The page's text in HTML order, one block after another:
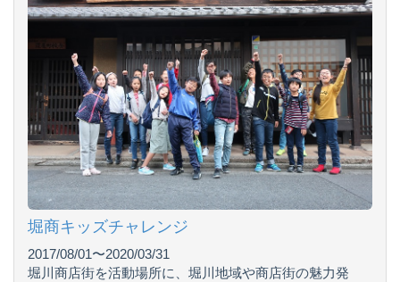
堀商キッズチャレンジ
2017/08/01〜2020/03/31
堀川商店街を活動場所に、堀川地域や商店街の魅力発